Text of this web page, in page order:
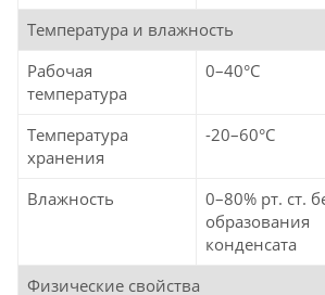
Температура и влажность
Рабочая
температура
0–40°C
Температура
хранения
-20–60°C
Влажность
0–80% рт. ст.
образования
конденсата
Физические свойства